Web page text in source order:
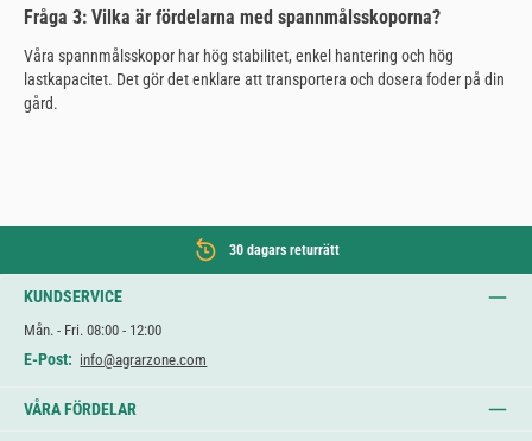
Fråga 3: Vilka är fördelarna med spannmålsskoporna?
Våra spannmålsskopor har hög stabilitet, enkel hantering och hög
lastkapacitet. Det gör det enklare att transportera och dosera foder på din
gård.
30 dagars returrätt
KUNDSERVICE
Mån. - Fri. 08:00 - 12:00
E-Post: info@agrarzone.com
VÅRA FÖRDELAR